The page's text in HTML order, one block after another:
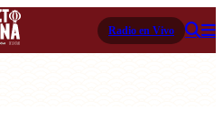
Radio en Vivo